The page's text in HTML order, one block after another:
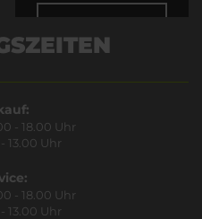
- 18.00 Uhr
13.00 Uhr
- 18.00 Uhr
13.00 Uhr